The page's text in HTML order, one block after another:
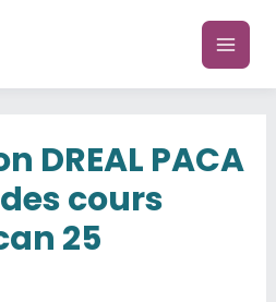
main
DREAL PACA
cours
25